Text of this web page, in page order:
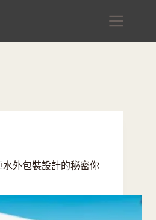
外包裝設計的秘密你